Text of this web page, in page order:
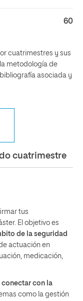
60
cuatrimestres y sus
metodología de
asociada y
cuatrimestre
tus
El objetivo es
de la seguridad
actuación en
medicación,
conectar con la
como la gestión